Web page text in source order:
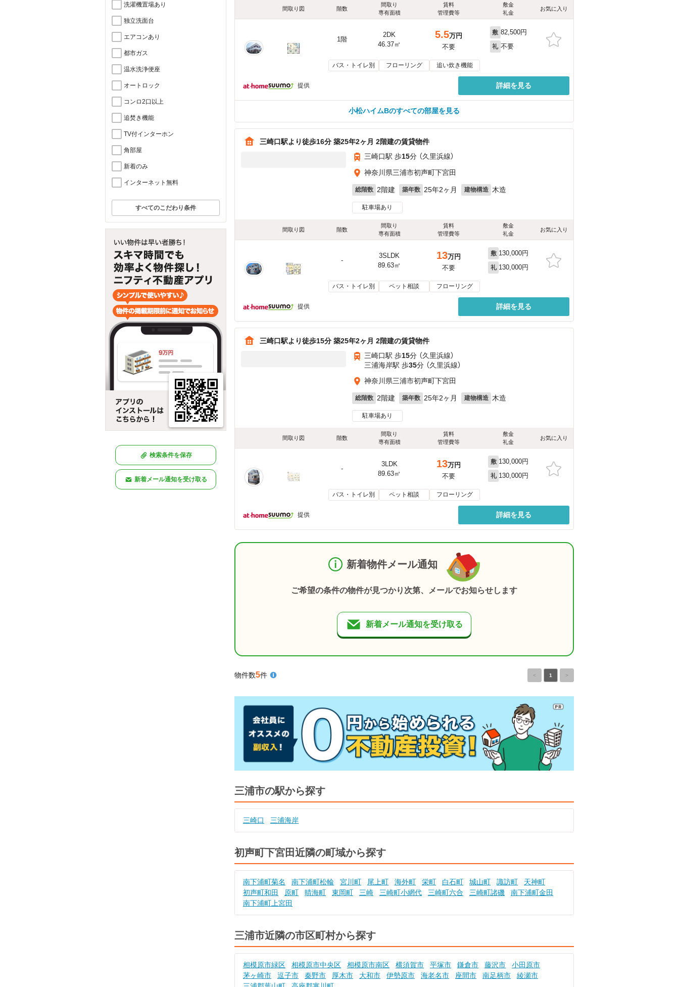
洗濯機置場あり
独立洗面台
エアコンあり
都市ガス
温水洗浄便座
オートロック
コンロ2口以上
追焚き機能
TV付インターホン
角部屋
新着のみ
インターネット無料
すべてのこだわり条件
検索条件を保存
新着メール通知を受け取る
間取り図 階数
間取り
専有面積
賃料
管理費等
敷金
礼金
お気に入り
1階
2DK
46.37㎡
5.5万円
不要
敷 82,500円
礼 不要
バス・トイレ別 フローリング 追い炊き機能
提供 詳細を見る
小松ハイムBのすべての部屋を見る
三崎口駅より徒歩16分 築25年2ヶ月 2階建の賃貸物件
三崎口駅 歩15分 （久里浜線）
神奈川県三浦市初声町下宮田
総階数 2階建 築年数 25年2ヶ月 建物構造 木造
駐車場あり
間取り図 階数
間取り
専有面積
賃料
管理費等
敷金
礼金
お気に入り
-
3SLDK
89.63㎡
13万円
不要
敷 130,000円
礼 130,000円
バス・トイレ別 ペット相談 フローリング
提供 詳細を見る
三崎口駅より徒歩15分 築25年2ヶ月 2階建の賃貸物件
三崎口駅 歩15分 （久里浜線）
三浦海岸駅 歩35分 （久里浜線）
神奈川県三浦市初声町下宮田
総階数 2階建 築年数 25年2ヶ月 建物構造 木造
駐車場あり
間取り図 階数
間取り
専有面積
賃料
管理費等
敷金
礼金
お気に入り
-
3LDK
89.63㎡
13万円
不要
敷 130,000円
礼 130,000円
バス・トイレ別 ペット相談 フローリング
提供 詳細を見る
新着物件メール通知
ご希望の条件の物件が見つかり次第、メールでお知らせします
新着メール通知を受け取る
物件数5件 < 1 >
三浦市の駅から探す
三崎口 三浦海岸
初声町下宮田近隣の町域から探す
南下浦町菊名 南下浦町松輪 宮川町 尾上町 海外町 栄町 白石町 城山町 諏訪町
天神町
初声町和田
原町 晴海町 東岡町 三崎 三崎町小網代 三崎町六合 三崎町諸磯
南下浦町金田
南下浦町上宮田
三浦市近隣の市区町村から探す
相模原市緑区 相模原市中央区 相模原市南区 横須賀市 平塚市 鎌倉市 藤沢市
小田原市
茅ヶ崎市
逗子市 秦野市 厚木市 大和市 伊勢原市 海老名市 座間市 南足柄市
綾瀬市